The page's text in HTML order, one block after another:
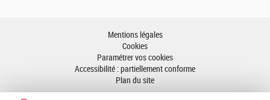
Mentions légales
Cookies
Paramétrer vos cookies
Accessibilité : partiellement conforme
Plan du site